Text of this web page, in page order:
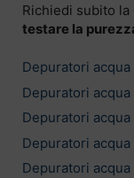
Richiedi subito
testare la
Depuratori acqua
Depuratori
Depuratori acqua
Depuratori
Depuratori acqua